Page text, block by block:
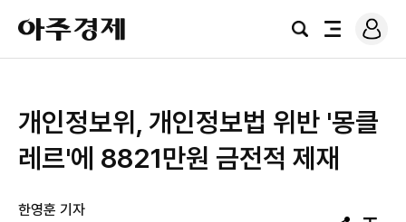
아
주
경
검
전
로
그
개인정보위, 개인정보법 위반 '몽클
레르'에 8821만원 금전적 제재
한영훈 기자